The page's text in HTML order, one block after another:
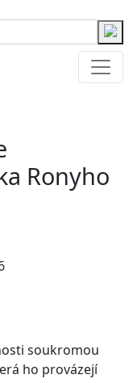
Ronyho
soukromou
ho provázejí